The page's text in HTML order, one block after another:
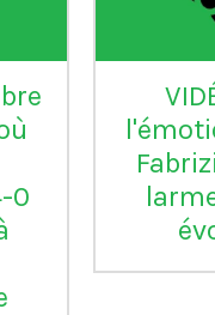
club